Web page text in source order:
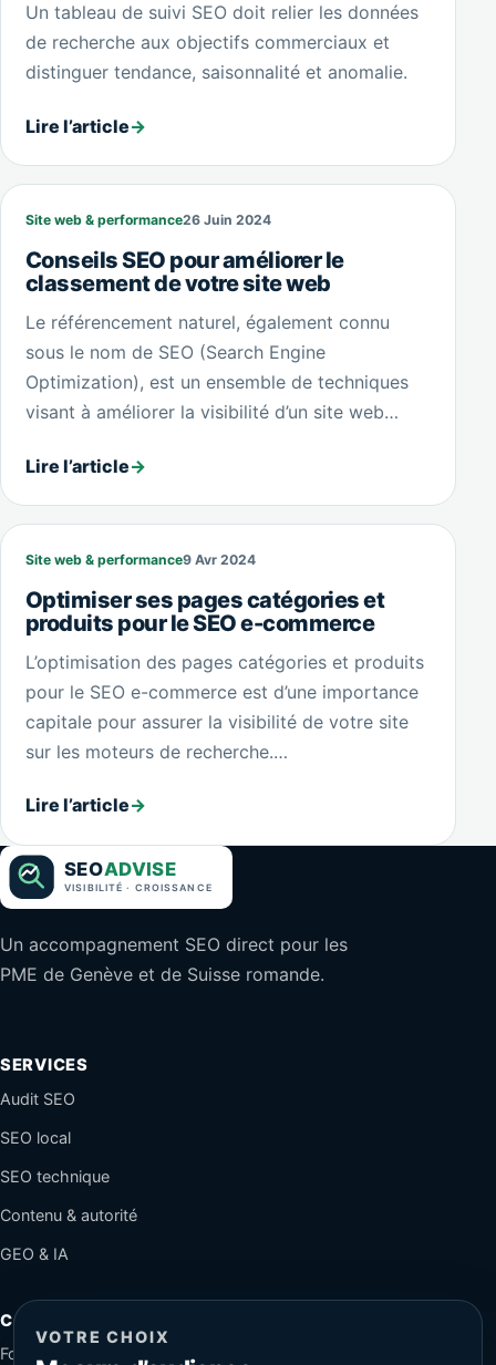
Un tableau de suivi SEO doit relier les données
de recherche aux objectifs commerciaux et
distinguer tendance, saisonnalité et anomalie.
Lire l’article→
Site web & performance26 Juin 2024
Conseils SEO pour améliorer le
classement de votre site web
Le référencement naturel, également connu
sous le nom de SEO (Search Engine
Optimization), est un ensemble de techniques
visant à améliorer la visibilité d’un site web…
Lire l’article→
Site web & performance9 Avr 2024
Optimiser ses pages catégories et
produits pour le SEO e-commerce
L’optimisation des pages catégories et produits
pour le SEO e-commerce est d’une importance
capitale pour assurer la visibilité de votre site
sur les moteurs de recherche.…
Lire l’article→
Un accompagnement SEO direct pour les
PME de Genève et de Suisse romande.
SERVICES
Audit SEO
SEO local
SEO technique
Contenu & autorité
GEO & IA
CONTACT
Formulaire sécurisé
VOTRE CHOIX